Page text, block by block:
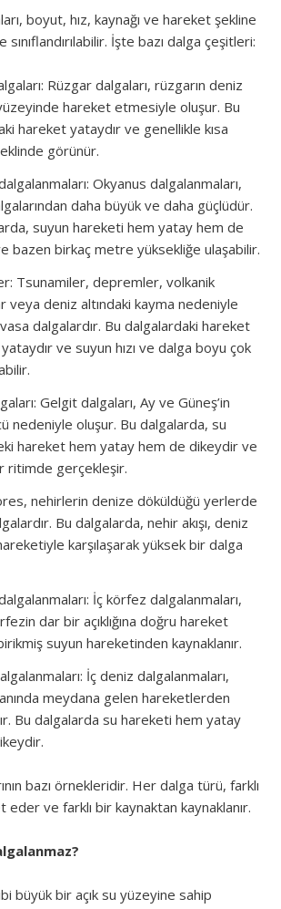
boyut, hız, kaynağı ve hareket şekline
İşte bazı dalga çeşitleri:
Rüzgar dalgaları, rüzgarın deniz
hareket etmesiyle oluşur. Bu
hareket yataydır ve genellikle kısa
görünür.
Okyanus dalgalanmaları,
daha büyük ve daha güçlüdür.
suyun hareketi hem yatay hem de
bazen birkaç metre yüksekliğe ulaşabilir.
Tsunamiler, depremler, volkanik
veya deniz altındaki kayma nedeniyle
dalgalardır. Bu dalgalardaki hareket
ve suyun hızı ve dalga boyu çok
Gelgit dalgaları, Ay ve Güneş’in
nedeniyle oluşur. Bu dalgalarda, su
hareket hem yatay hem de dikeydir ve
ritimde gerçekleşir.
nehirlerin denize döküldüğü yerlerde
Bu dalgalarda, nehir akışı, deniz
karşılaşarak yüksek bir dalga
İç körfez dalgalanmaları,
dar bir açıklığına doğru hareket
suyun hareketinden kaynaklanır.
İç deniz dalgalanmaları,
meydana gelen hareketlerden
Bu dalgalarda su hareketi hem yatay
bazı örnekleridir. Her dalga türü, farklı
ve farklı bir kaynaktan kaynaklanır.
büyük bir açık su yüzeyine sahip